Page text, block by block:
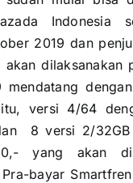
Indonesia
2019 dan
akan dilaksanakan
mendatang
versi 4/64
8 versi 2/32GB
yang akan
bayar